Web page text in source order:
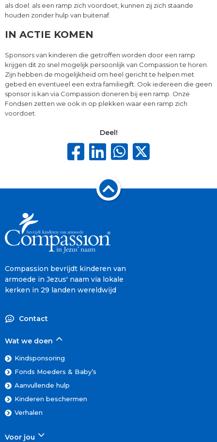
als doel: als een ramp zich voordoet, kunnen zij zich staande
houden zonder hulp van buitenaf.
IN ACTIE KOMEN
Sponsors van kinderen die getroffen worden door een ramp
krijgen dit zo snel mogelijk persoonlijk van Compassion te horen.
Zijn hebben de mogelijkheid om heel gericht te helpen met
gebed en eventueel een extra familiegift. Ook iedereen die geen
sponsor is kan via Compassion doneren bij een ramp. Onze
Fondsen zetten we ook in op plekken waar een ramp zich
voordoet.
Deel!
Compassion bevrijdt kinderen van
armoede in Jezus' naam via lokale
kerken in 29 landen wereldwijd
Contact
Wat we doen
Kindsponsoring
Fonds Moeders & Baby’s
Aanvullende hulp
Kinderen beschermen
Verhalen
Voor jou